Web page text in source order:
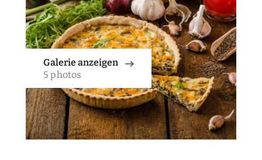
Galerie anzeigen
5 photos